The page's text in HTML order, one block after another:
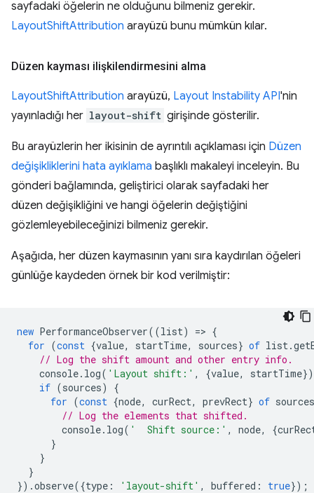
sayfadaki öğelerin ne olduğunu bilmeniz gerekir.
LayoutShiftAttribution arayüzü bunu mümkün kılar.
Düzen kayması ilişkilendirmesini alma
LayoutShiftAttribution arayüzü, Layout Instability API'nin
yayınladığı her layout-shift girişinde gösterilir.
Bu arayüzlerin her ikisinin de ayrıntılı açıklaması için Düzen
değişikliklerini hata ayıklama başlıklı makaleyi inceleyin. Bu
gönderi bağlamında, geliştirici olarak sayfadaki her
düzen değişikliğini ve hangi öğelerin değiştiğini
gözlemleyebileceğinizi bilmeniz gerekir.
Aşağıda, her düzen kaymasının yanı sıra kaydırılan öğeleri
günlüğe kaydeden örnek bir kod verilmiştir:
new PerformanceObserver((list) => {
for (const {value, startTime, sources} of list .
// Log the shift amount and other entry info.
console. log( 'Layout shift:' , {value, startTime
if (sources)
{
for (const {node, curRect, prevRect} of sources
// Log the elements that shifted.
console. log( '  Shift source:' , node, {
}
}
}
}).observe({type : 'layout-shift' , buffered : true});